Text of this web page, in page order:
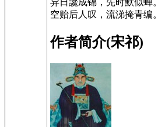
空贻后人叹，流涕掩青编。
作者简介(宋祁)